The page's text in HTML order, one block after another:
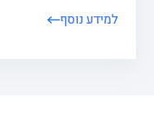
למידע נוסף